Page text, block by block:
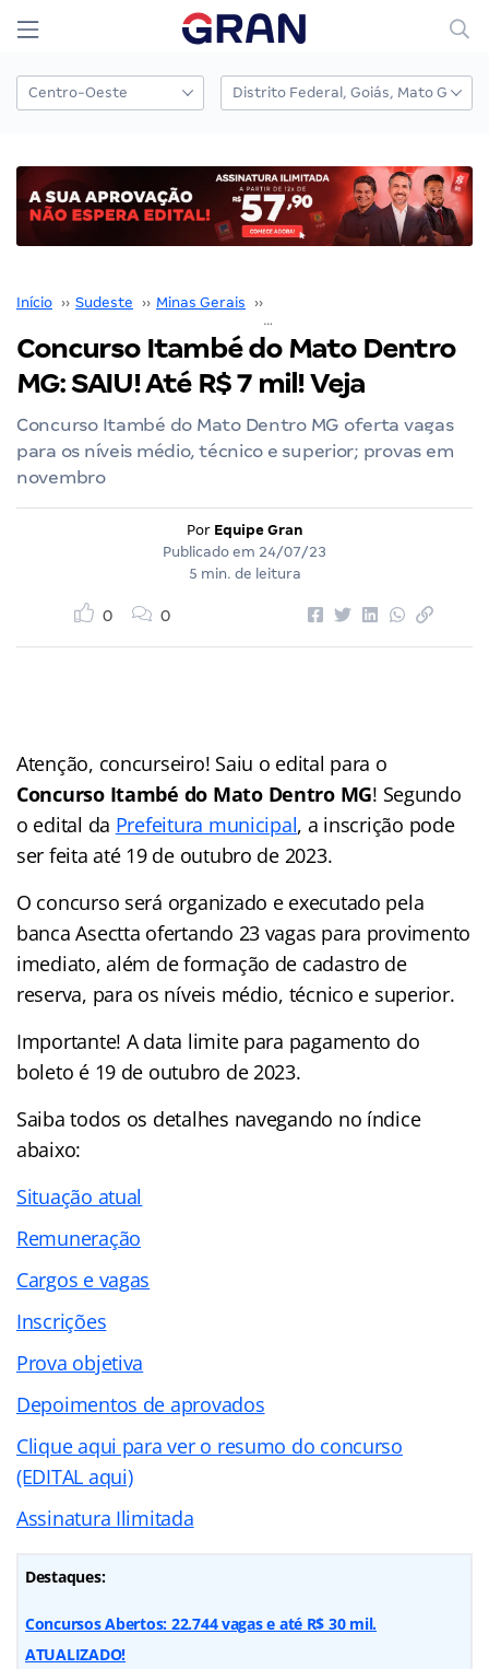
Início ›› Sudeste ›› Minas Gerais ››
Concurso Itambé do Mato Dentro
MG: SAIU! Até R$ 7 mil! Veja
Concurso Itambé do Mato Dentro MG oferta vagas
para os níveis médio, técnico e superior; provas em
novembro
Por Equipe Gran
Publicado em 24/07/23
5 min. de leitura
0 0
Atenção, concurseiro! Saiu o edital para o
Concurso Itambé do Mato Dentro MG! Segundo
o edital da Prefeitura municipal, a inscrição pode
ser feita até 19 de outubro de 2023.
O concurso será organizado e executado pela
banca Asectta ofertando 23 vagas para provimento
imediato, além de formação de cadastro de
reserva, para os níveis médio, técnico e superior.
Importante! A data limite para pagamento do
boleto é 19 de outubro de 2023.
Saiba todos os detalhes navegando no índice
abaixo:
Situação atual
Remuneração
Cargos e vagas
Inscrições
Prova objetiva
Depoimentos de aprovados
Clique aqui para ver o resumo do concurso
(EDITAL aqui)
Assinatura Ilimitada
Destaques:
Concursos Abertos: 22.744 vagas e até R$ 30 mil.
ATUALIZADO!